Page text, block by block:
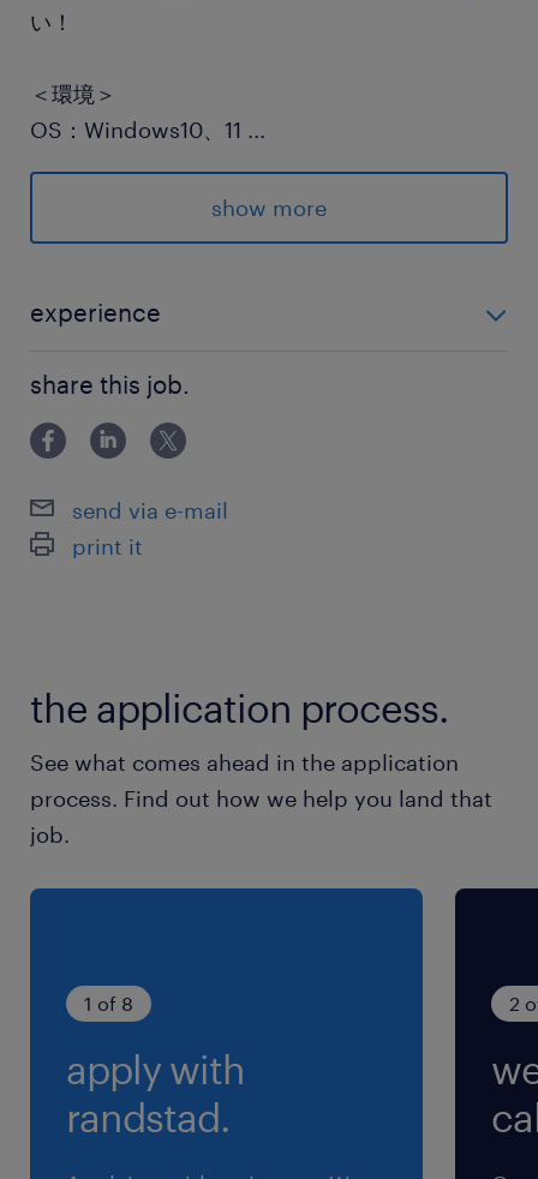
い！
＜環境＞
OS：Windows10、11 ...
SW：MS Office、SEP、Defender、業務用アプ
＜＜豊洲／在宅＞＞
★高時給
★交通費支給
★社会保険完備
★IT事務、ITサポート事務、PM、PMO
★システムエンジニア、社内SE
ゆりかもめ／新豊洲駅（徒歩13分）
休日休暇
土日祝日
土日祝休み（完全週休2日制）
（2）9:00-18:00（実働8時間00分・休憩60分）
（3）10:00-19:00（実働8時間00分・休憩60
分）
※出勤時間は8～10時の間で調整が可能です！(実
働8時間/日)
show more
experience
の方法が分かる等)
share this job.
send via e-mail
print it
the application process.
See what comes ahead in the application
process. Find out how we help you land that
job.
1 of 8
apply with
randstad.
2